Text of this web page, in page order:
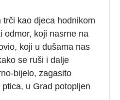
kao djeca hodnikom
odmor, koji nasrne na
koji u dušama nas
se ruši i dalje
bijelo, zagasito
u Grad potopljen